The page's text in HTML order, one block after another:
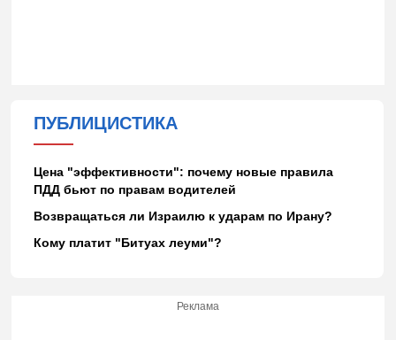
ПУБЛИЦИСТИКА
Цена "эффективности": почему новые правила
ПДД бьют по правам водителей
Возвращаться ли Израилю к ударам по Ирану?
Кому платит "Битуах леуми"?
Реклама